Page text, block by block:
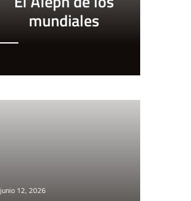
mundiales
junio 12, 2026